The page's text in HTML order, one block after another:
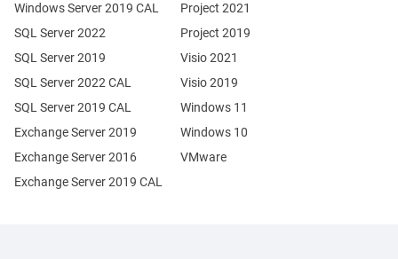
Exchange Server 2019
Exchange Server 2016
SQL Server 2022
SQL Server 2019
Windows Server 2019 CAL
SQL Server 2022 CAL
SQL Server 2019 CAL
Exchange Server 2019 CAL
Project 2021
Project 2019
Visio 2021
Visio 2019
Windows 11
Windows 10
VMware